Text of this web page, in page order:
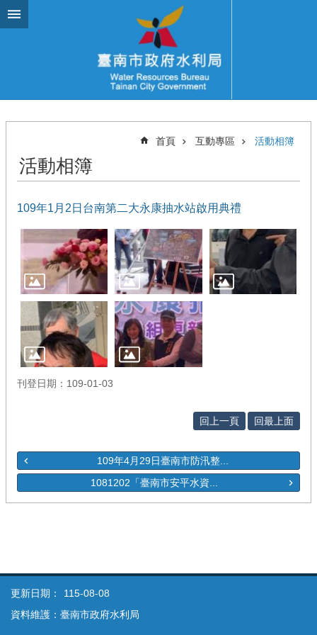
跳到主要內容區塊
首頁 互動專區 活動相簿
活動相簿
109年1月2日台南第二大永康抽水站啟用典禮
刊登日期：109-01-03
回上一頁 回最上面
109年4月29日臺南市防汛整...
1081202「臺南市安平水資...
更新日期：
115-08-08
資料維護：臺南市政府水利局